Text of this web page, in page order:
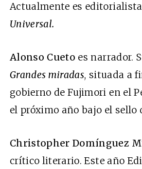
Actualmente es
Universal.
Alonso Cueto es narrador.
Grandes miradas, situada a
gobierno de Fujimori en el
el próximo año bajo el sello
Christopher Domínguez
crítico literario. Este año